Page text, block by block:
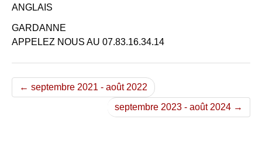
ANGLAIS
GARDANNE
APPELEZ NOUS AU 07.83.16.34.14
← septembre 2021 - août 2022
septembre 2023 - août 2024 →